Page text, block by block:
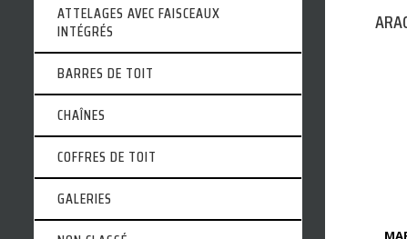
ATTELAGES AVEC FAISCEAUX
INTÉGRÉS
BARRES DE TOIT
CHAÎNES
COFFRES DE TOIT
GALERIES